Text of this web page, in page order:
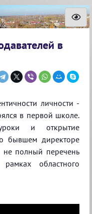
в
личности -
в первой школе.
и открытие
бывшем директоре
полный перечень
областного